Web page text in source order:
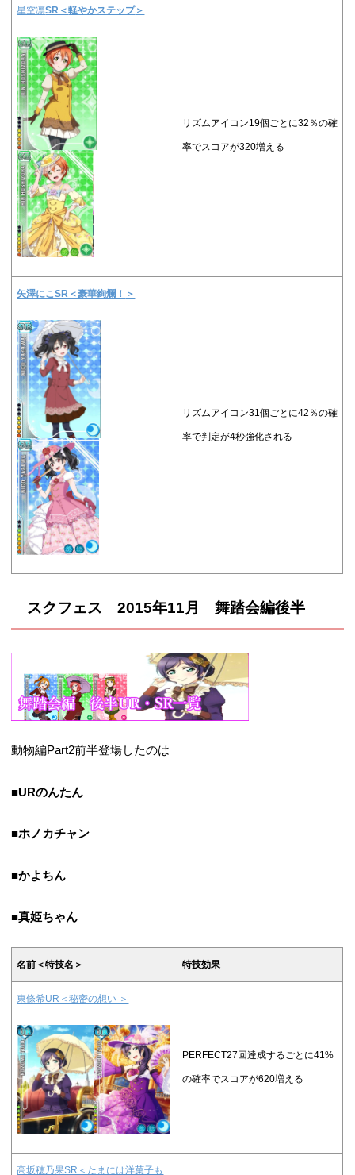
星空凛SR＜軽やかステップ＞
リズムアイコン19個ごとに32％の確
率でスコアが320増える
矢澤にこSR＜豪華絢爛！ ＞
リズムアイコン31個ごとに42％の確
率で判定が4秒強化される
スクフェス 2015年11月 舞踏会編後半
動物編Part2前半登場したのは
■URのんたん
■ホノカチャン
■かよちん
■真姫ちゃん
名前＜特技名＞ 特技効果
東條希UR＜秘密の想い ＞
PERFECT27回達成するごとに41%
の確率でスコアが620増える
高坂穂乃果SR＜たまには洋菓子も